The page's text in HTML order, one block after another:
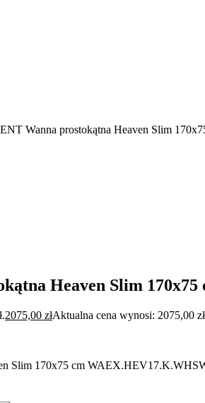
Wanna prostokątna Heaven Slim
Heaven Slim
2075,00 złAktualna cena wynosi: 2075,00
Slim 170x75 cm